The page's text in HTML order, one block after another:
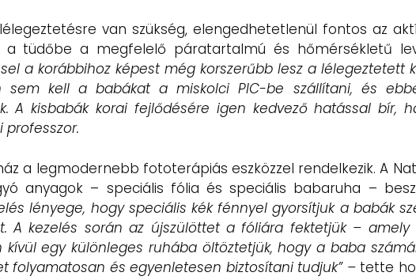
van szükség, elengedhetetlenül fontos az
tüdőbe a megfelelő páratartalmú és hőmérsékletű
a korábbihoz képest még korszerűbb lesz a lélegeztetett
sem kell a babákat a miskolci PIC-be szállítani, és
A kisbabák korai fejlődésére igen kedvező hatással bír,
professzor.
a legmodernebb fototerápiás eszközzel rendelkezik. A
anyagok – speciális fólia és speciális babaruha –
lényege, hogy speciális kék fénnyel gyorsítjuk a babák
A kezelés során az újszülöttet a fóliára fektetjük – amely
egy különleges ruhába öltöztetjük, hogy a baba
és egyenletesen biztosítani tudjuk” – tette